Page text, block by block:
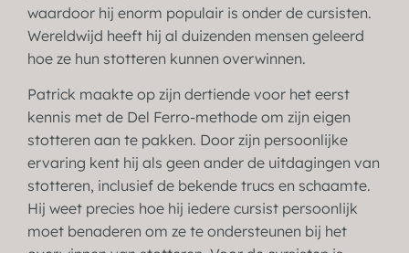
waardoor hij enorm populair is onder de cursisten.
Wereldwijd heeft hij al duizenden mensen geleerd
hoe ze hun stotteren kunnen overwinnen.
Patrick maakte op zijn dertiende voor het eerst
kennis met de Del Ferro-methode om zijn eigen
stotteren aan te pakken. Door zijn persoonlijke
ervaring kent hij als geen ander de uitdagingen van
stotteren, inclusief de bekende trucs en schaamte.
Hij weet precies hoe hij iedere cursist persoonlijk
moet benaderen om ze te ondersteunen bij het